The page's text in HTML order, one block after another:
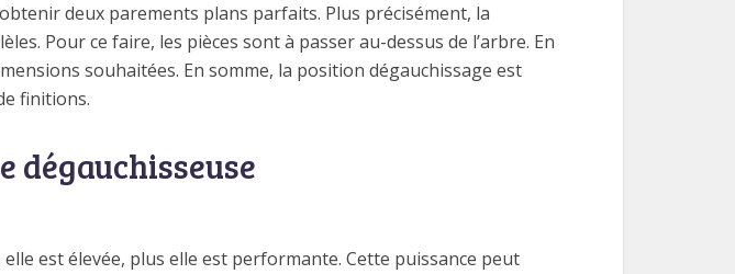
deux parements plans parfaits. Plus précisément, la
Pour ce faire, les pièces sont à passer au-dessus de l’arbre. En
souhaitées. En somme, la position dégauchissage est
finitions.
dégauchisseuse
est élevée, plus elle est performante. Cette puissance peut